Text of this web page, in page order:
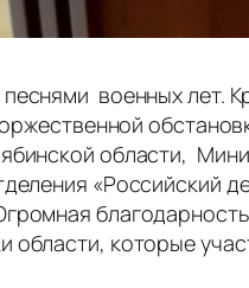
военных лет.
области,
«Российский
которые